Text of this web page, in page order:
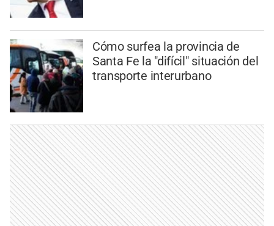
Cómo surfea la provincia de
Santa Fe la "difícil" situación del
transporte interurbano